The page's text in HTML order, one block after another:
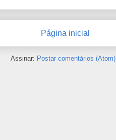
Página inicial
Assinar: Postar comentários (Atom)